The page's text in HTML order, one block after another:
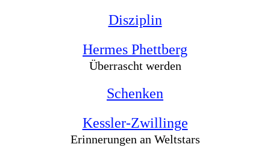
Disziplin
Hermes Phettberg
Überrascht werden
Schenken
Kessler-Zwillinge
Erinnerungen an Weltstars